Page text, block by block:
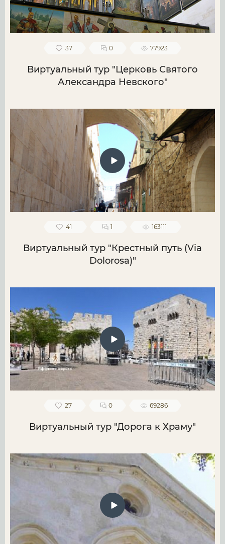
37 0 77923
Виртуальный тур "Церковь Святого
Александра Невского"
41 1 163111
Виртуальный тур "Крестный путь (Via
Dolorosa)"
27 0 69286
Виртуальный тур "Дорога к Храму"